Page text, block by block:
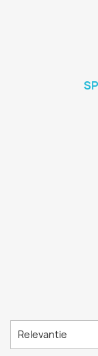
Relevantie